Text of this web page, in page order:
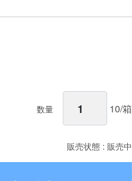
販売状態 : 販売中
数量 10/箱